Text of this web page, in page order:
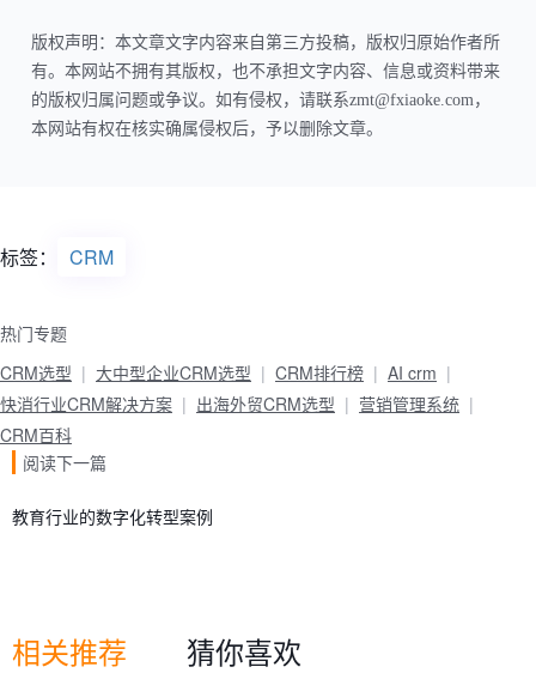
版权声明：本文章文字内容来自第三方投稿，版权归原始作者所
有。本网站不拥有其版权，也不承担文字内容、信息或资料带来
的版权归属问题或争议。如有侵权，请联系zmt@fxiaoke.com，
本网站有权在核实确属侵权后，予以删除文章。
标签： CRM
热门专题
CRM选型
大中型企业CRM选型 CRM排行榜
AI crm
快消行业CRM解决方案
出海外贸CRM选型
营销管理系统
CRM百科
阅读下一篇
教育行业的数字化转型案例
相关推荐 猜你喜欢